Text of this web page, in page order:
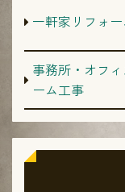
一軒家リフォ
事務所・オフ
ーム工事